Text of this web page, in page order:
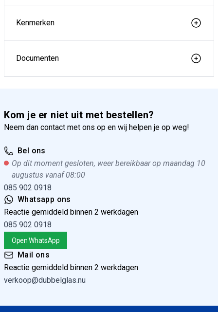
Kenmerken
Documenten
Kom je er niet uit met bestellen?
Neem dan contact met ons op en wij helpen je op weg!
Bel ons
Op dit moment gesloten, weer bereikbaar op maandag 10
augustus vanaf 08:00
085 902 0918
Whatsapp ons
Reactie gemiddeld binnen 2 werkdagen
085 902 0918
Open WhatsApp
Mail ons
Reactie gemiddeld binnen 2 werkdagen
verkoop@dubbelglas.nu